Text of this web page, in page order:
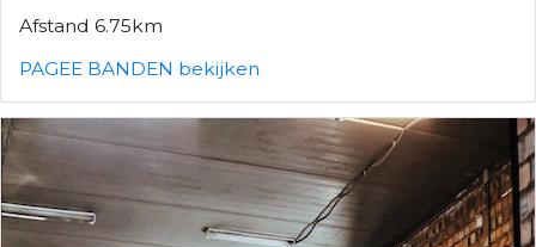
Afstand 6.75km
PAGEE BANDEN bekijken